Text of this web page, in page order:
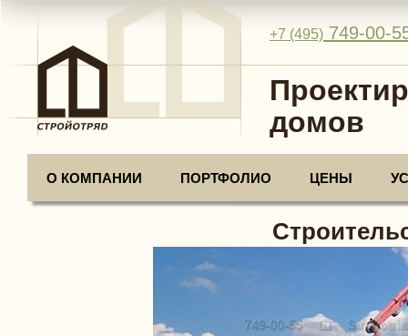
домов
+7 (495) 749-00-
О КОМПАНИИ ПОРТФОЛИО ЦЕНЫ